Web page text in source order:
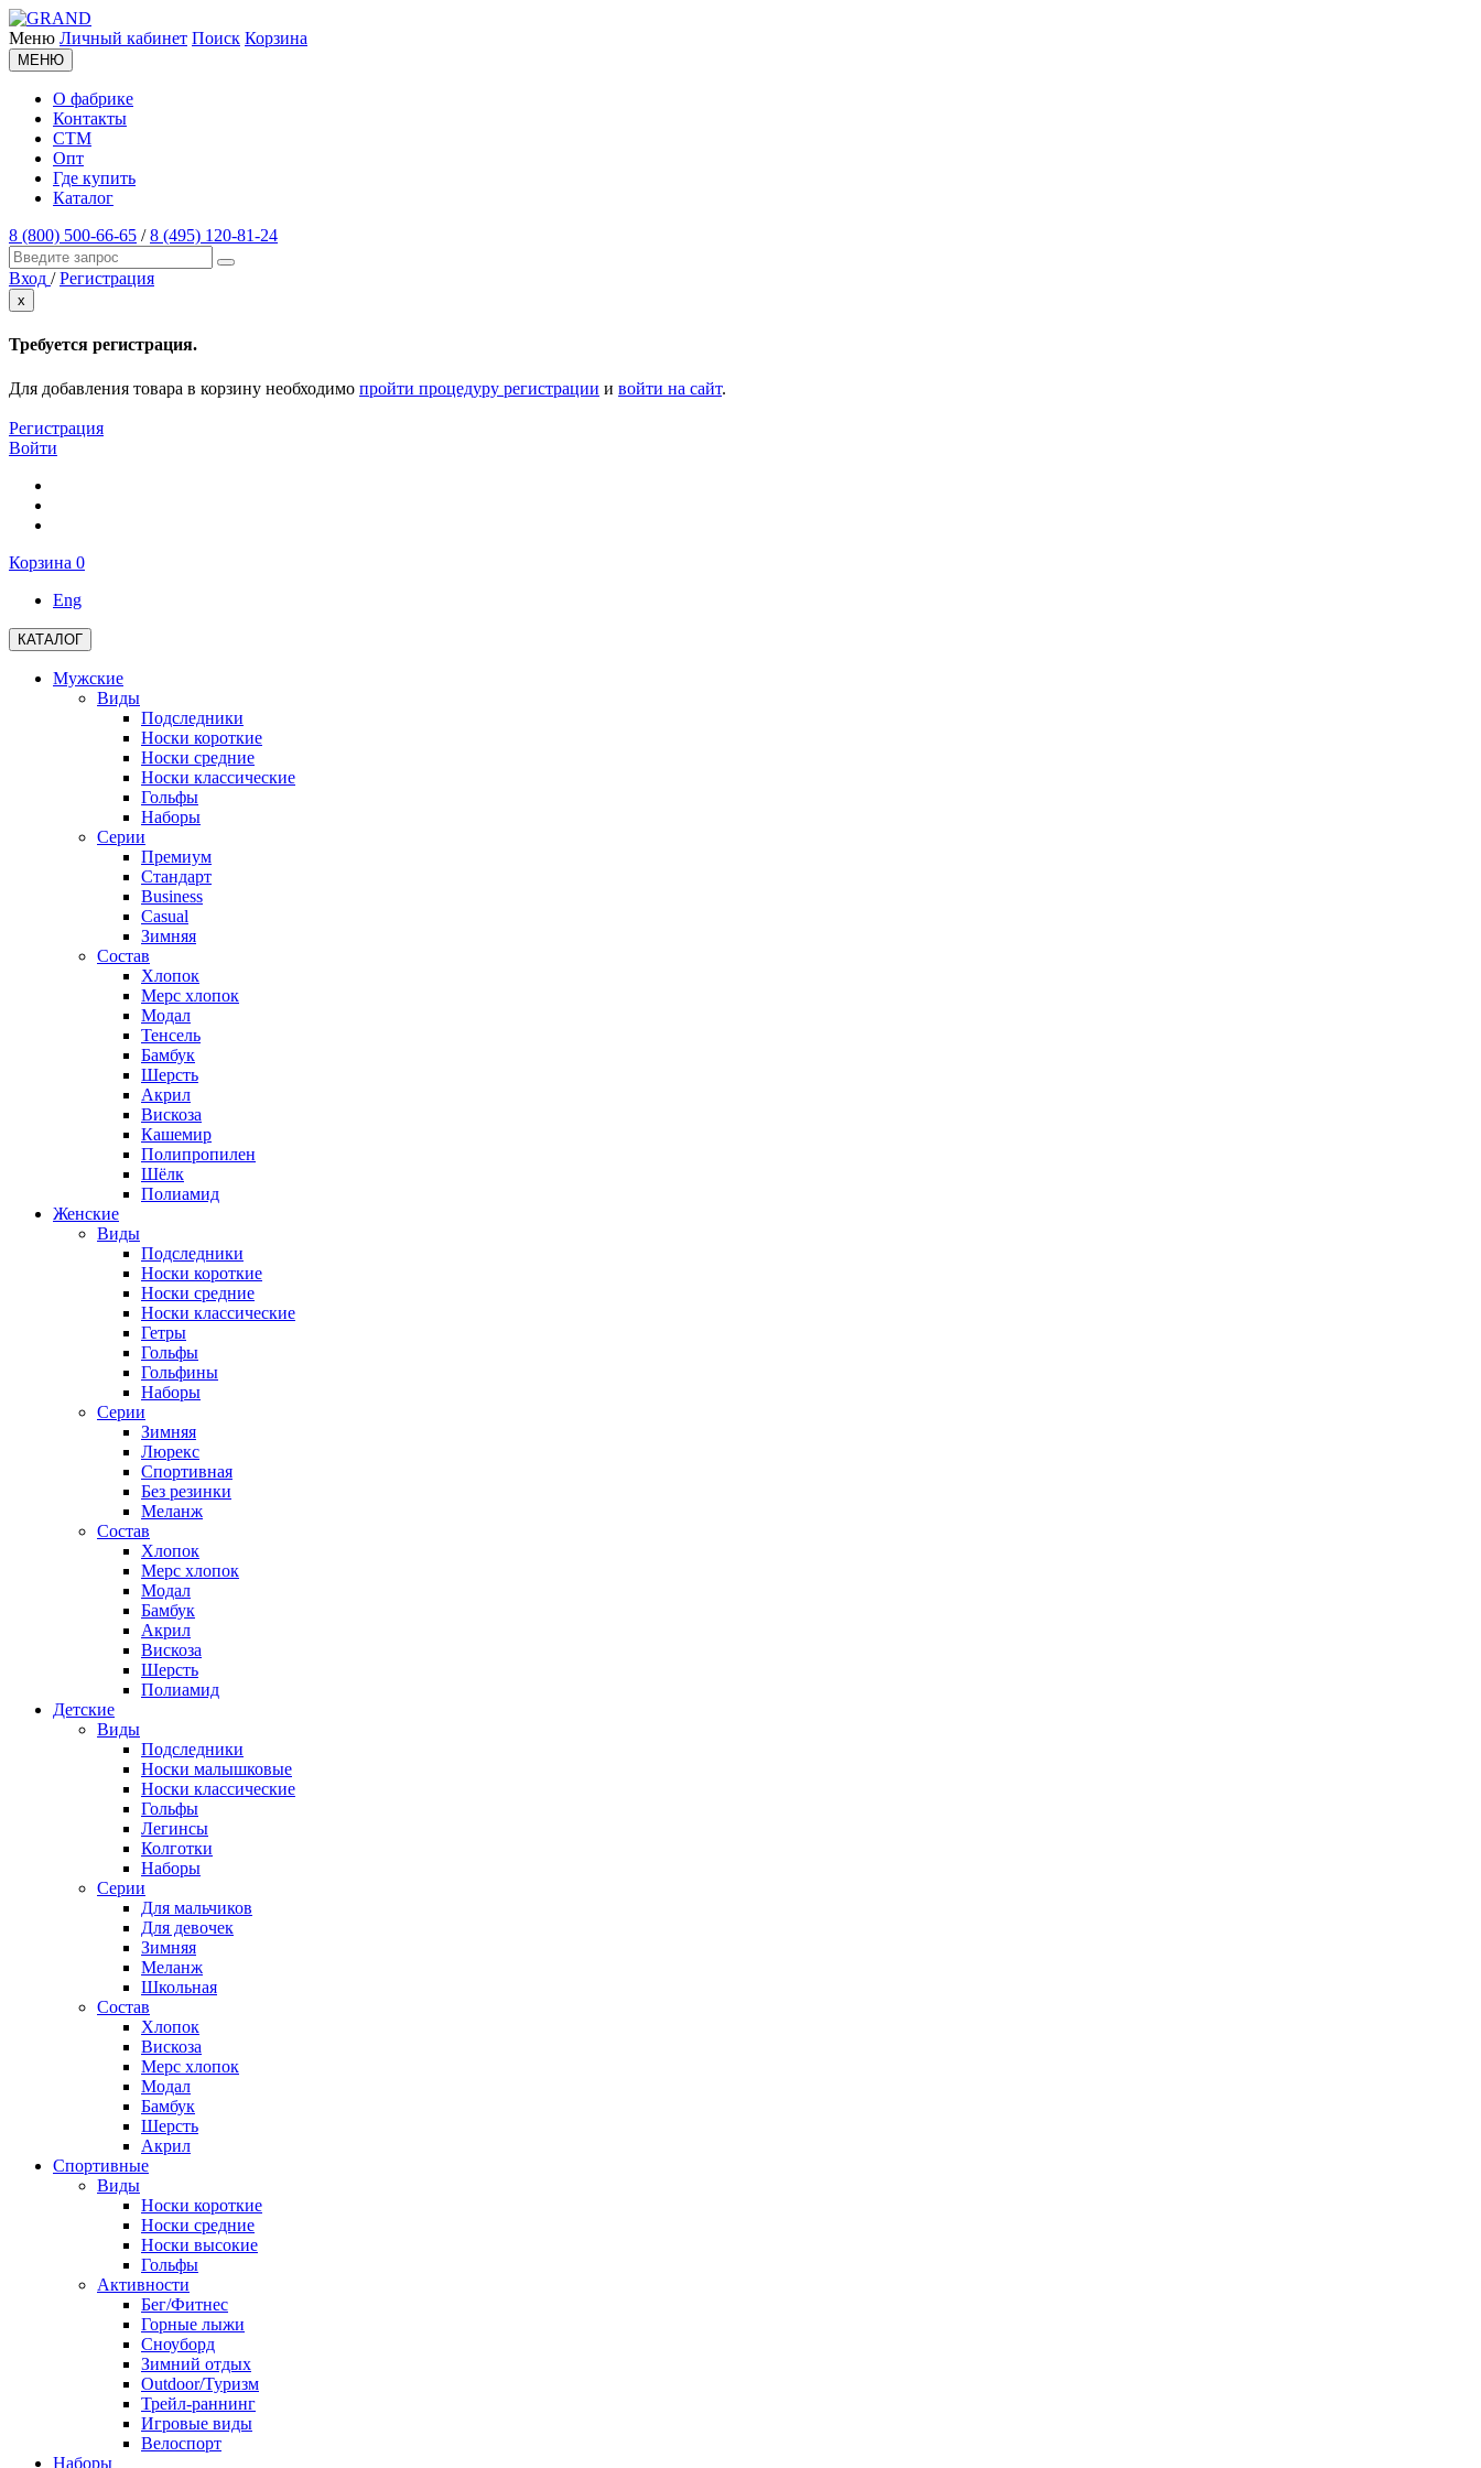
Меню Личный кабинет Поиск Корзина
МЕНЮ
О фабрике
Контакты
СТМ
Опт
Где купить
Каталог
8 (800) 500-66-65 /8 (495) 120-81-24
Вход / Регистрация
x
Требуется регистрация.
Для добавления товара в корзину необходимо пройти процедуру регистрации и войти на сайт.
Регистрация
Войти
Корзина 0
Eng
КАТАЛОГ
Мужские
Виды
Подследники
Носки короткие
Носки средние
Носки классические
Гольфы
Наборы
Серии
Премиум
Стандарт
Business
Casual
Зимняя
Состав
Хлопок
Мерс хлопок
Модал
Тенсель
Бамбук
Шерсть
Акрил
Вискоза
Кашемир
Полипропилен
Шёлк
Полиамид
Женские
Виды
Подследники
Носки короткие
Носки средние
Носки классические
Гетры
Гольфы
Гольфины
Наборы
Серии
Зимняя
Люрекс
Спортивная
Без резинки
Меланж
Состав
Хлопок
Мерс хлопок
Модал
Бамбук
Акрил
Вискоза
Шерсть
Полиамид
Детские
Виды
Подследники
Носки малышковые
Носки классические
Гольфы
Легинсы
Колготки
Наборы
Серии
Для мальчиков
Для девочек
Зимняя
Меланж
Школьная
Состав
Хлопок
Вискоза
Мерс хлопок
Модал
Бамбук
Шерсть
Акрил
Спортивные
Виды
Носки короткие
Носки средние
Носки высокие
Гольфы
Активности
Бег/Фитнес
Горные лыжи
Сноуборд
Зимний отдых
Outdoor/Туризм
Трейл-раннинг
Игровые виды
Велоспорт
Наборы